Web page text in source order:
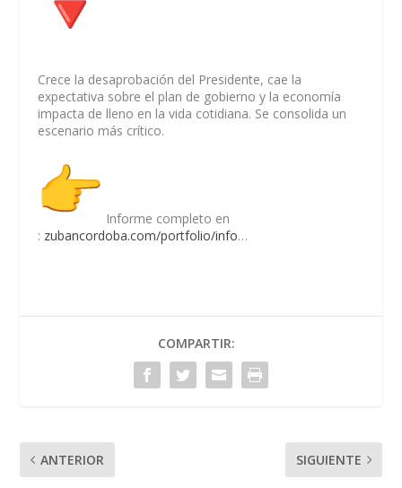
Crece la desaprobación del Presidente, cae la
expectativa sobre el plan de gobierno y la economía
impacta de lleno en la vida cotidiana. Se consolida un
escenario más crítico.
Informe completo en
: zubancordoba.com/portfolio/info…
COMPARTIR:
ANTERIOR SIGUIENTE